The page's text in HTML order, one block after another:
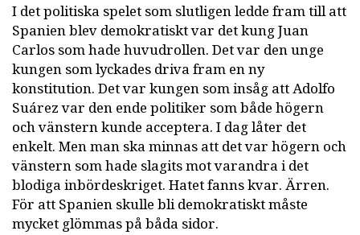
I det politiska spelet som slutligen ledde fram till att
Spanien blev demokratiskt var det kung Juan
Carlos som hade huvudrollen. Det var den unge
kungen som lyckades driva fram en ny
konstitution. Det var kungen som insåg att Adolfo
Suárez var den ende politiker som både högern
och vänstern kunde acceptera. I dag låter det
enkelt. Men man ska minnas att det var högern och
vänstern som hade slagits mot varandra i det
blodiga inbördeskriget. Hatet fanns kvar. Ärren.
För att Spanien skulle bli demokratiskt måste
mycket glömmas på båda sidor.